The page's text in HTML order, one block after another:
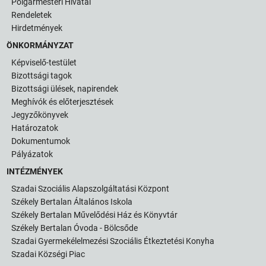
Rendeletek
Hirdetmények
ÖNKORMÁNYZAT
Képviselő-testület
Bizottsági tagok
Bizottsági ülések, napirendek
Meghívók és előterjesztések
Jegyzőkönyvek
Határozatok
Dokumentumok
Pályázatok
INTÉZMÉNYEK
Szadai Szociális Alapszolgáltatási Központ
Székely Bertalan Általános Iskola
Székely Bertalan Művelődési Ház és Könyvtár
Székely Bertalan Óvoda - Bölcsőde
Szadai Gyermekélelmezési Szociális Étkeztetési Konyha
Szadai Községi Piac